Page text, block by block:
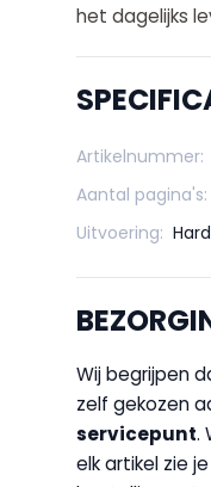
het dagelijks
Artikelnummer:
Aantal pagina's:
Uitvoering:
Wij begrijpen
zelf gekozen
servicepunt.
elk artikel zie